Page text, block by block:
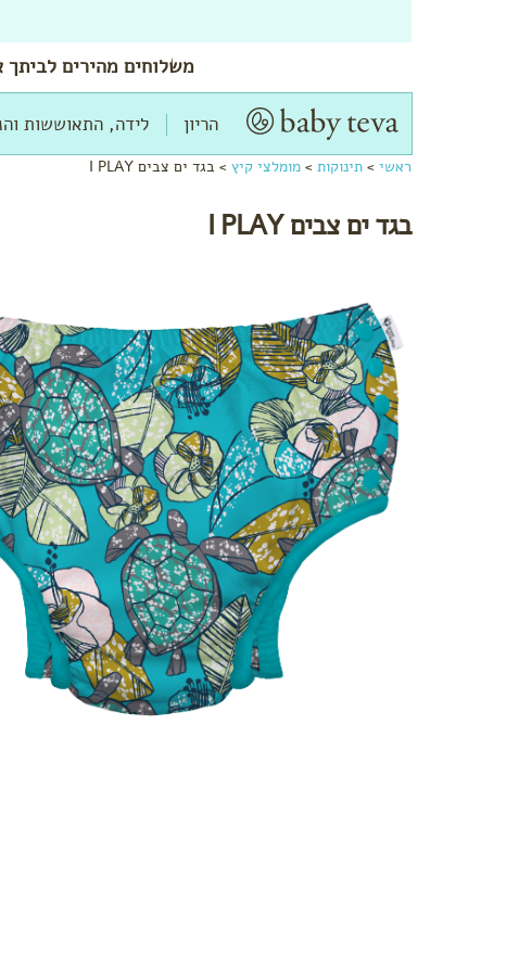
משלוחים מהירים לביתך
הריון לידה, התאוששות
ראשי > תינוקות > מומלצי קיץ > בגד ים צבים I PLAY
בגד ים צבים I PLAY